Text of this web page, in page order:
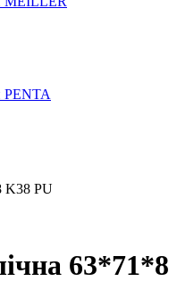
PENTA
K38 PU
63*71*8